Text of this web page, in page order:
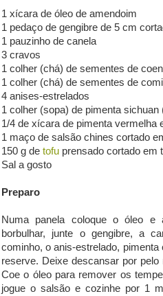
1 xícara de óleo de amendoim
1 pedaço de gengibre de 5 cm
1 pauzinho de canela
3 cravos
1 colher (chá) de sementes de
1 colher (chá) de sementes de
4 anises-estrelados
1 colher (sopa) de pimenta sichuan
1/4 de xícara de pimenta vermelha
1 maço de salsão chines cortado
150 g de tofu prensado cortado em
Sal a gosto
Preparo
Numa panela coloque o óleo e
borbulhar, junte o gengibre, a
cominho, o anis-estrelado,
reserve. Deixe descansar por
Coe o óleo para remover os
jogue o salsão e cozinhe por 1